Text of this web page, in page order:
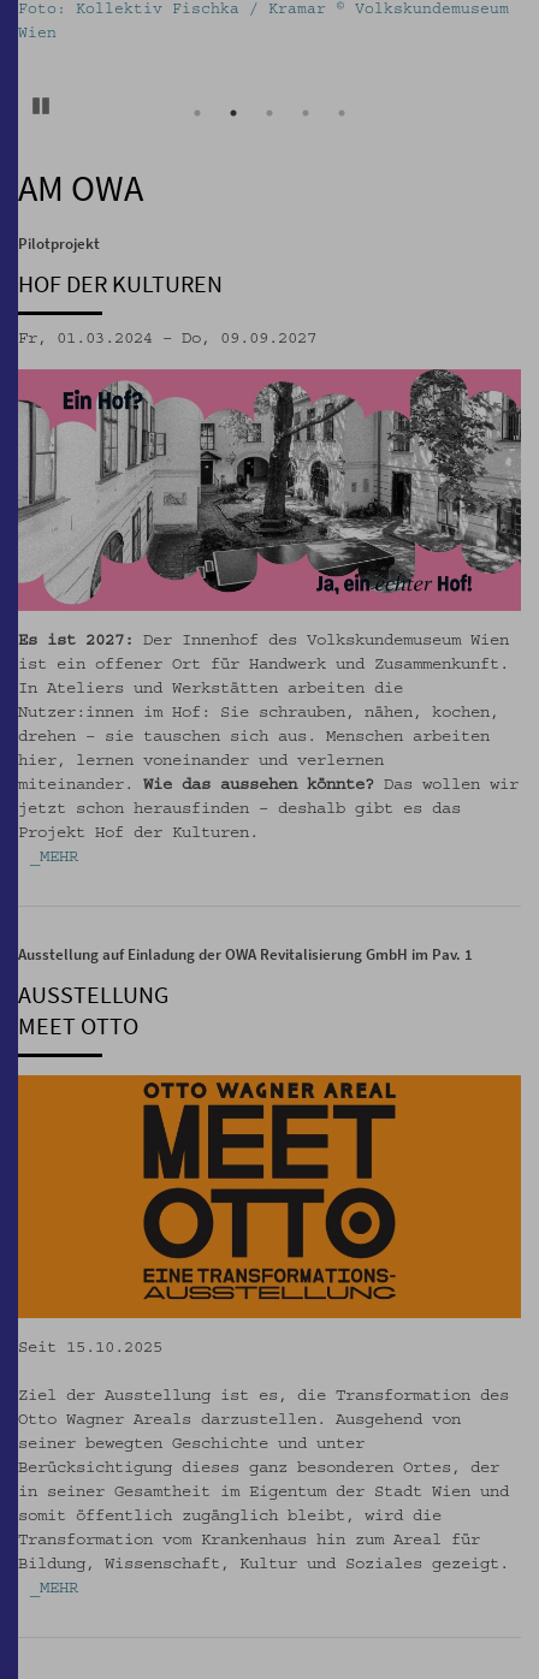
Foto: Kollektiv Fischka / Kramar © Volkskundemuseum
Wien
AM OWA
Pilotprojekt
HOF DER KULTUREN
Fr, 01.03.2024 – Do, 09.09.2027
Es ist 2027: Der Innenhof des Volkskundemuseum Wien
ist ein offener Ort für Handwerk und Zusammenkunft.
In Ateliers und Werkstätten arbeiten die
Nutzer:innen im Hof: Sie schrauben, nähen, kochen,
drehen – sie tauschen sich aus. Menschen arbeiten
hier, lernen voneinander und verlernen
miteinander. Wie das aussehen könnte? Das wollen wir
jetzt schon herausfinden – deshalb gibt es das
Projekt Hof der Kulturen.
_MEHR
Ausstellung auf Einladung der OWA Revitalisierung GmbH im Pav. 1
AUSSTELLUNG
MEET OTTO
Seit 15.10.2025
Ziel der Ausstellung ist es, die Transformation des
Otto Wagner Areals darzustellen. Ausgehend von
seiner bewegten Geschichte und unter
Berücksichtigung dieses ganz besonderen Ortes, der
in seiner Gesamtheit im Eigentum der Stadt Wien und
somit öffentlich zugänglich bleibt, wird die
Transformation vom Krankenhaus hin zum Areal für
Bildung, Wissenschaft, Kultur und Soziales gezeigt.
_MEHR